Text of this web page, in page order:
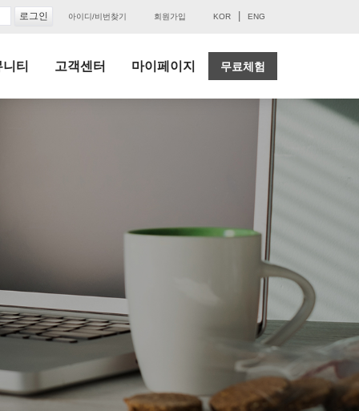
아이디/비번찾기 회원가입 KOR ENG
티 고객센터 마이페이지 무료체험